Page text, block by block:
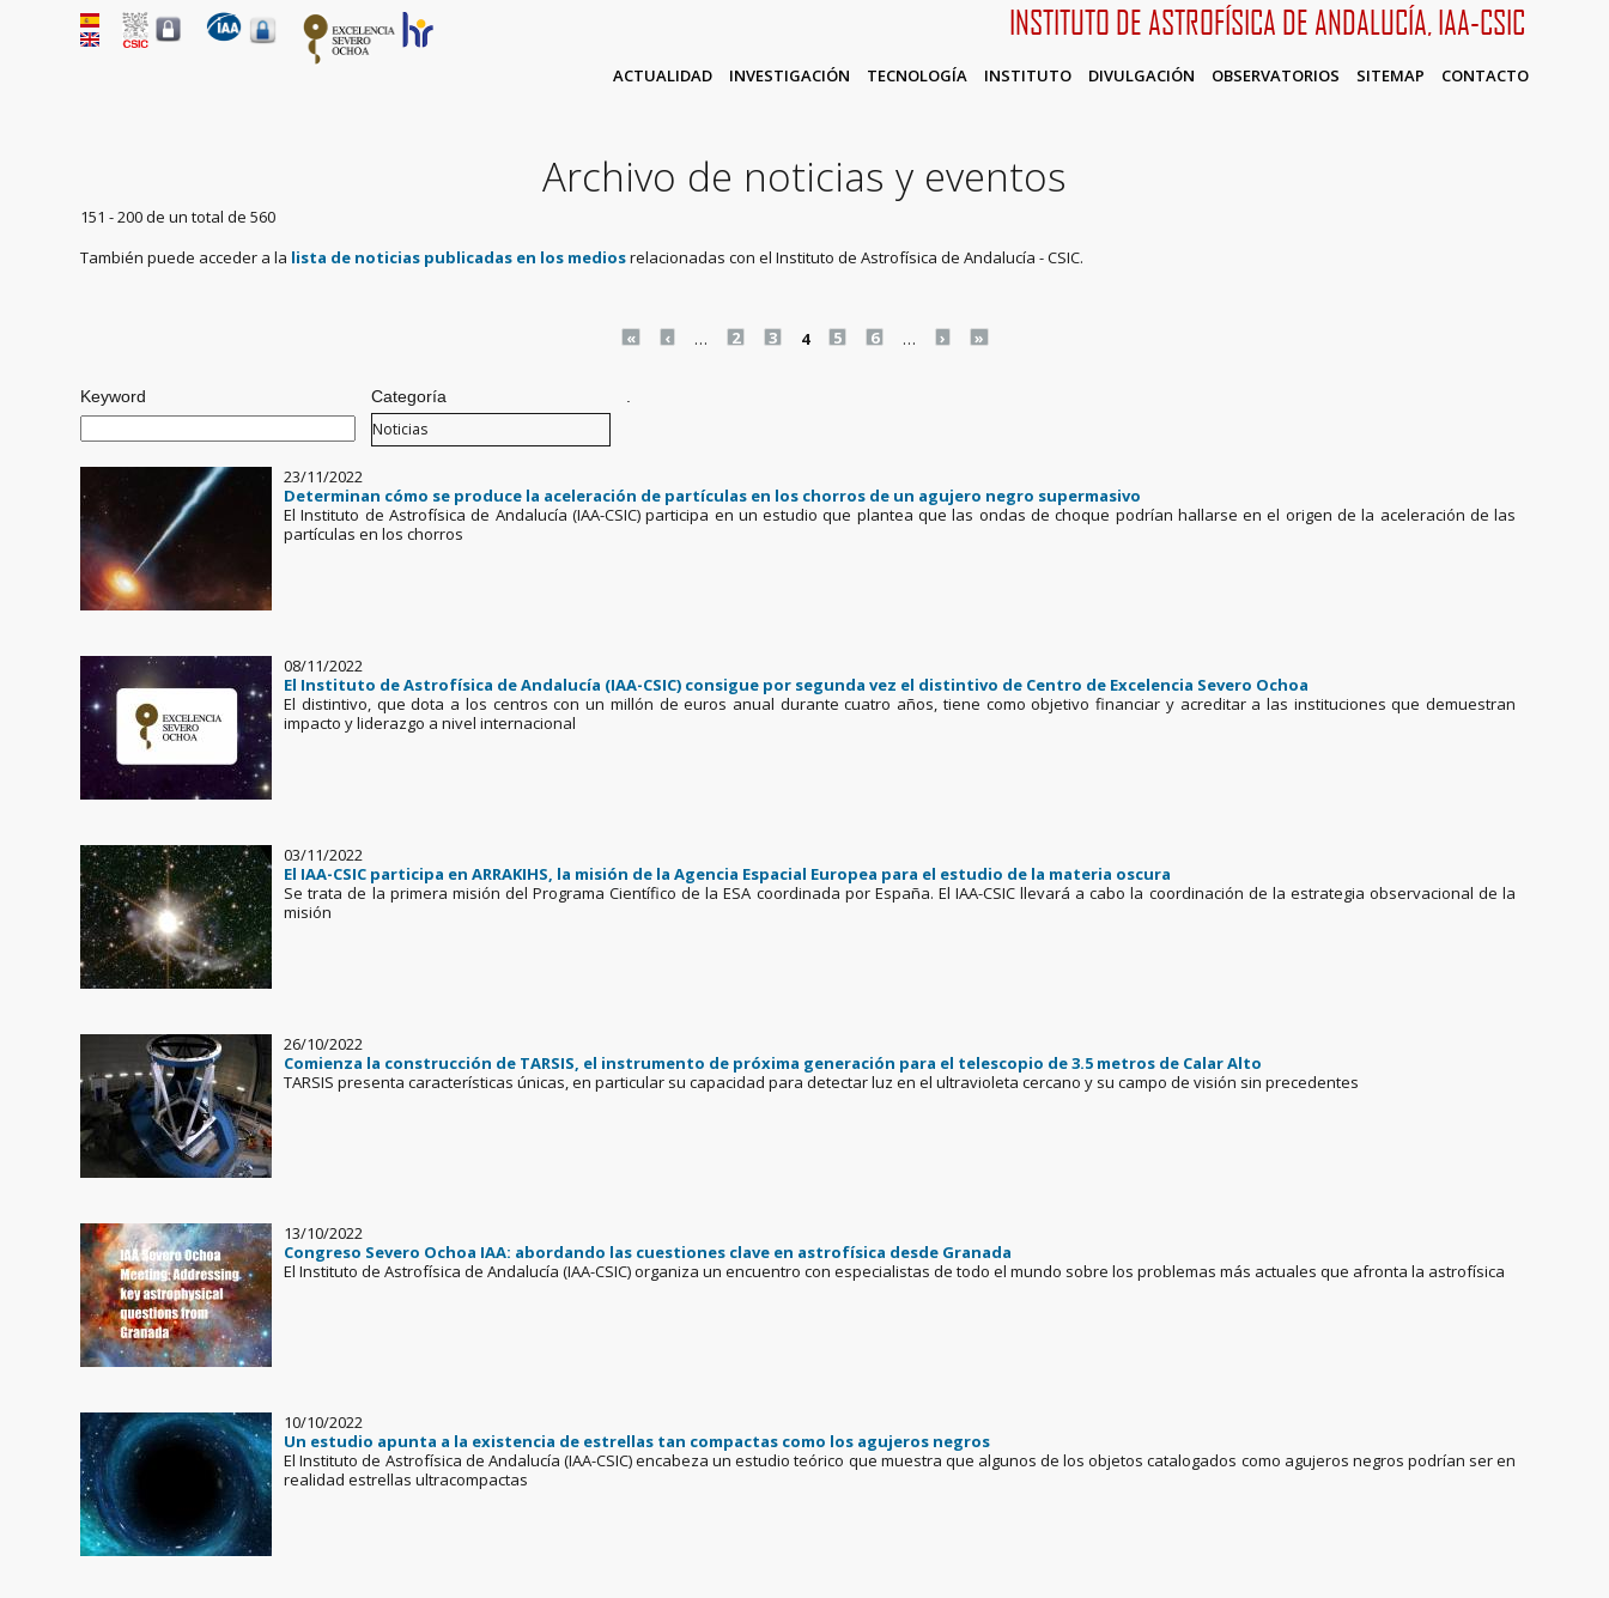
INSTITUTO DE ASTROFÍSICA DE ANDALUCÍA, IAA-CSIC
ACTUALIDAD INVESTIGACIÓN TECNOLOGÍA INSTITUTO DIVULGACIÓN OBSERVATORIOS SITEMAP CONTACTO
Archivo de noticias y eventos
151 - 200 de un total de 560
También puede acceder a la lista de noticias publicadas en los mediosrelacionadas con el Instituto de Astrofísica de Andalucía - CSIC.
« ‹ … 2 3 4 5 6 … › »
Keyword Categoría .
23/11/2022
Determinan cómo se produce la aceleración de partículas en los chorros de un agujero negro supermasivo
El Instituto de Astrofísica de Andalucía (IAA-CSIC) participa en un estudio que plantea que las ondas de choque podrían hallarse en el origen de la aceleración de las
partículas en los chorros
08/11/2022
El Instituto de Astrofísica de Andalucía (IAA-CSIC) consigue por segunda vez el distintivo de Centro de Excelencia Severo Ochoa
El distintivo, que dota a los centros con un millón de euros anual durante cuatro años, tiene como objetivo financiar y acreditar a las instituciones que demuestran
impacto y liderazgo a nivel internacional
03/11/2022
El IAA-CSIC participa en ARRAKIHS, la misión de la Agencia Espacial Europea para el estudio de la materia oscura
Se trata de la primera misión del Programa Científico de la ESA coordinada por España. El IAA-CSIC llevará a cabo la coordinación de la estrategia observacional de la
misión
26/10/2022
Comienza la construcción de TARSIS, el instrumento de próxima generación para el telescopio de 3.5 metros de Calar Alto
TARSIS presenta características únicas, en particular su capacidad para detectar luz en el ultravioleta cercano y su campo de visión sin precedentes
13/10/2022
Congreso Severo Ochoa IAA: abordando las cuestiones clave en astrofísica desde Granada
El Instituto de Astrofísica de Andalucía (IAA-CSIC) organiza un encuentro con especialistas de todo el mundo sobre los problemas más actuales que afronta la astrofísica
10/10/2022
Un estudio apunta a la existencia de estrellas tan compactas como los agujeros negros
El Instituto de Astrofísica de Andalucía (IAA-CSIC) encabeza un estudio teórico que muestra que algunos de los objetos catalogados como agujeros negros podrían ser en
realidad estrellas ultracompactas